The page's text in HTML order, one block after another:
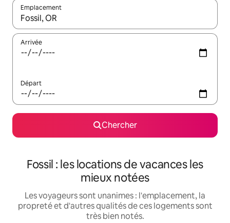
Emplacement
Quand les résultats sont affichés, parcourez-les en utilisant
Arrivée
Départ
Chercher
Fossil : les locations de vacances les
mieux notées
Les voyageurs sont unanimes : l'emplacement, la
propreté et d'autres qualités de ces logements sont
très bien notés.